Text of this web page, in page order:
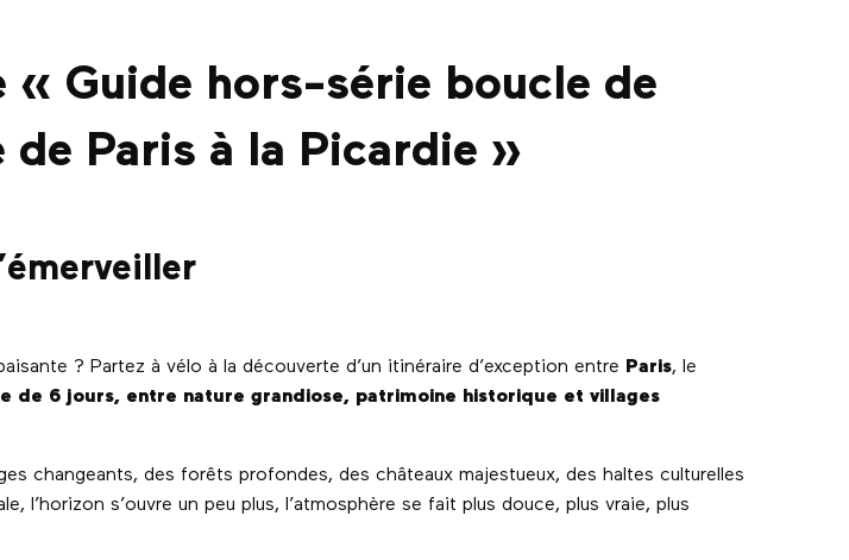
« Guide hors-série boucle de
de Paris à la Picardie »
? Partez à vélo à la découverte d’un itinéraire d’exception entre Paris, le
de 6 jours, entre nature grandiose, patrimoine historique et villages
changeants, des forêts profondes, des châteaux majestueux, des haltes culturelles
l’horizon s’ouvre un peu plus, l’atmosphère se fait plus douce, plus vraie, plus